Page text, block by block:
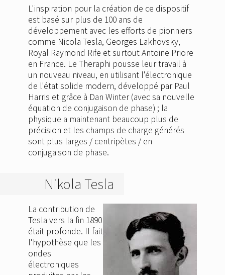
L'inspiration pour la création de ce dispositif
est basé sur plus de 100 ans de
développement avec les efforts de pionniers
comme Nicola Tesla, Georges Lakhovsky,
Royal Raymond Rife et surtout Antoine Priore
en France. Le Theraphi pousse leur travail à
un nouveau niveau, en utilisant l'électronique
de l'état solide modern, développé par Paul
Harris et grâce à Dan Winter (avec sa nouvelle
équation de conjugaison de phase) ; la
physique a maintenant beaucoup plus de
précision et les champs de charge générés
sont plus larges / centripètes / en
conjugaison de phase.
Nikola Tesla
La contribution de
Tesla vers la fin 1890
était profonde. Il fait
l'hypothèse que les
ondes
électroniques